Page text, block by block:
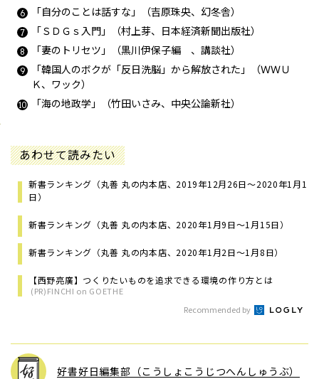
「自分のことは話すな」（吉原珠央、幻冬舎）
「ＳＤＧｓ入門」（村上芽、日本経済新聞出版社）
「妻のトリセツ」（黒川伊保子編 、講談社）
「韓国人のボクが「反日洗脳」から解放された」（ＷＷＵ
Ｋ、ワック）
「海の地政学」（竹田いさみ、中央公論新社）
あわせて読みたい
新書ランキング（丸善 丸の内本店、2019年12月26日～2020年1月1
日）
新書ランキング（丸善 丸の内本店、2020年1月9日～1月15日）
新書ランキング（丸善 丸の内本店、2020年1月2日～1月8日）
【西野亮廣】つくりたいものを追求できる環境の作り方とは
(PR)FINCHI on GOETHE
Recommended by
好書好日編集部（こうしょこうじつへんしゅうぶ）